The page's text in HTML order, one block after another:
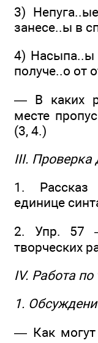
3)
занесе..ы в
4) Насыпа..ы
получе..о от
— В каких
месте
(3, 4.)
III. Проверка
1. Рассказ
единице
2. Упр. 57
творческих
IV. Работа по
1.
— Как могут